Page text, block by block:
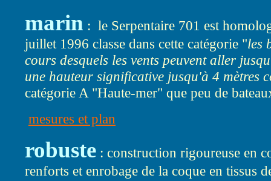
marin : le Serpentaire 701 est
juillet 1996 classe dans cette catégorie "les
cours desquels les vents peuvent aller
une hauteur significative jusqu'à 4 mètres
catégorie A "Haute-mer" que peu de
mesures et plan
robuste : construction rigoureuse en
renforts et enrobage de la coque en tissus